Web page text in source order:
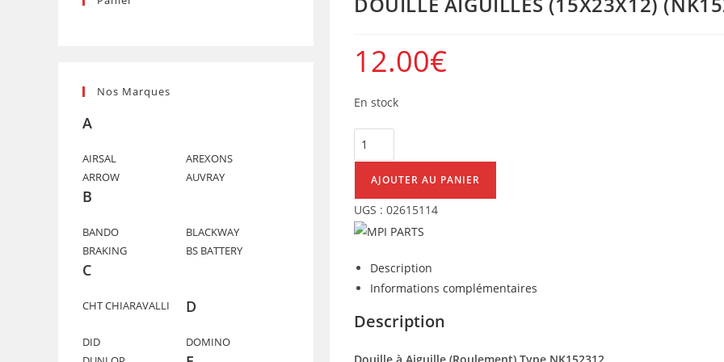
12.00€
En stock
quantité
de
DOUILLE
AIGUILLES
(15X23X12)
(NK152312)
AJOUTER AU PANIER
UGS : 02615114
Description
Informations complémentaires
Description
Douille à Aiguille (Roulement) Type NK152312
Nos Marques
A
AIRSAL
AREXONS
ARROW
AUVRAY
B
BANDO
BLACKWAY
BRAKING
BS BATTERY
C
CHT CHIARAVALLI D
DID
DOMINO